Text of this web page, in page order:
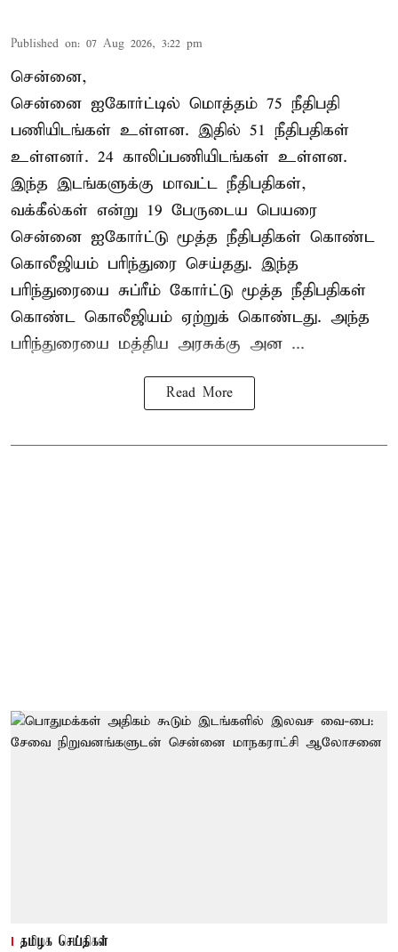
Published on: 07 Aug 2026, 3:22 pm
சென்னை,
சென்னை ஐகோர்ட்டில் மொத்தம் 75 நீதிபதி
பணியிடங்கள் உள்ளன. இதில் 51 நீதிபதிகள்
உள்ளனர். 24 காலிப்பணியிடங்கள் உள்ளன.
இந்த இடங்களுக்கு மாவட்ட நீதிபதிகள்,
வக்கீல்கள் என்று 19 பேருடைய பெயரை
சென்னை ஐகோர்ட்டு மூத்த நீதிபதிகள் கொண்ட
கொலீஜியம் பரிந்துரை செய்தது. இந்த
பரிந்துரையை சுப்ரீம் கோர்ட்டு மூத்த நீதிபதிகள்
கொண்ட கொலீஜியம் ஏற்றுக் கொண்டது. அந்த
பரிந்துரையை மத்திய அரசுக்கு அன ...
Read More
தமிழக செய்திகள்